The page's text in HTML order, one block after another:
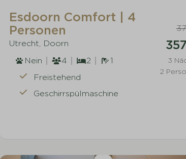
3
2
Esdoorn Comfort | 4
Personen
Utrecht, Doorn
Nein
4 2
1
Freistehend
Geschirrspülmaschine